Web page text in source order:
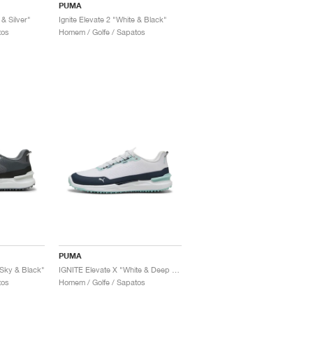
Silver"
PUMA
Ignite Elevate 2 "White & Black"
Homem / Golfe / Sapatos
& Black"
PUMA
Homem / Golfe / Sapatos